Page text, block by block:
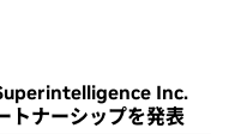
Inc.
トナーシップを発表